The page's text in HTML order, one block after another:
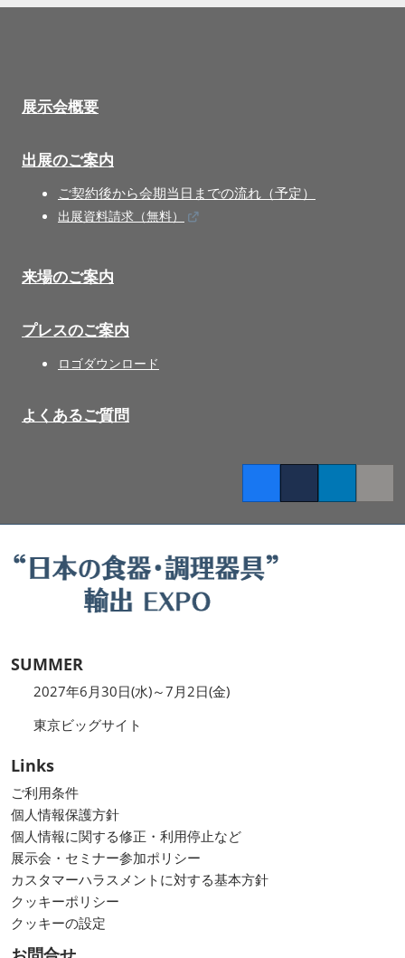
展示会概要
出展のご案内
ご契約後から会期当日までの流れ（予定）
出展資料請求（無料）
来場のご案内
プレスのご案内
ロゴダウンロード
よくあるご質問
SUMMER
2027年6月30日(水)～7月2日(金)
東京ビッグサイト
Links
ご利用条件
個人情報保護方針
個人情報に関する修正・利用停止など
展示会・セミナー参加ポリシー
カスタマーハラスメントに対する基本方針
クッキーポリシー
クッキーの設定